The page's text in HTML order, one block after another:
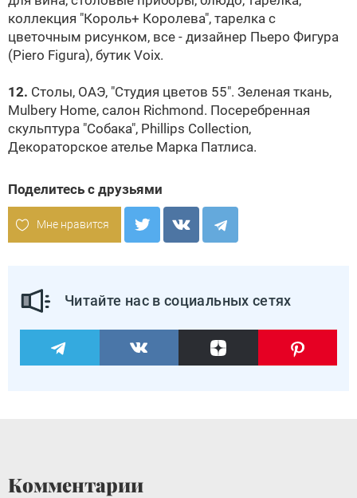
коллекция "Король+ Королева", тарелка с
цветочным рисунком, все - дизайнер Пьеро Фигура
(Piero Figura), бутик Voix.
12. Столы, ОАЭ, "Студия цветов 55". Зеленая ткань,
Mulbery Home, салон Richmond. Посеребренная
скульптура "Собака", Phillips Collection,
Декораторское ателье Марка Патлиса.
Поделитесь с друзьями
Мне нравится
Читайте нас в социальных сетях
Комментарии